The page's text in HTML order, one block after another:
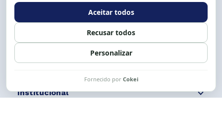
Expediente: 8h às 12h e 13 às 17h.
Siga nossas redes Fale conosco
Institucional